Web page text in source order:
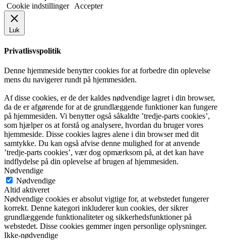
Cookie indstillinger
Accepter
Luk
Privatlisvspolitik
Denne hjemmeside benytter cookies for at forbedre din oplevelse
mens du navigerer rundt på hjemmesiden.
Af disse cookies, er de der kaldes nødvendige lagret i din browser,
da de er afgørende for at de grundlæggende funktioner kan fungere
på hjemmesiden. Vi benytter også såkaldte ’tredje-parts cookies’,
som hjælper os at forstå og analysere, hvordan du bruger vores
hjemmeside. Disse cookies lagres alene i din browser med dit
samtykke. Du kan også afvise denne mulighed for at anvende
’tredje-parts cookies’, vær dog opmærksom på, at det kan have
indflydelse på din oplevelse af brugen af hjemmesiden.
Nødvendige
Nødvendige
Altid aktiveret
Nødvendige cookies er absolut vigtige for, at webstedet fungerer
korrekt. Denne kategori inkluderer kun cookies, der sikrer
grundlæggende funktionaliteter og sikkerhedsfunktioner på
webstedet. Disse cookies gemmer ingen personlige oplysninger.
Ikke-nødvendige